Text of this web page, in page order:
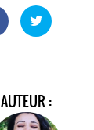
AUTEUR :